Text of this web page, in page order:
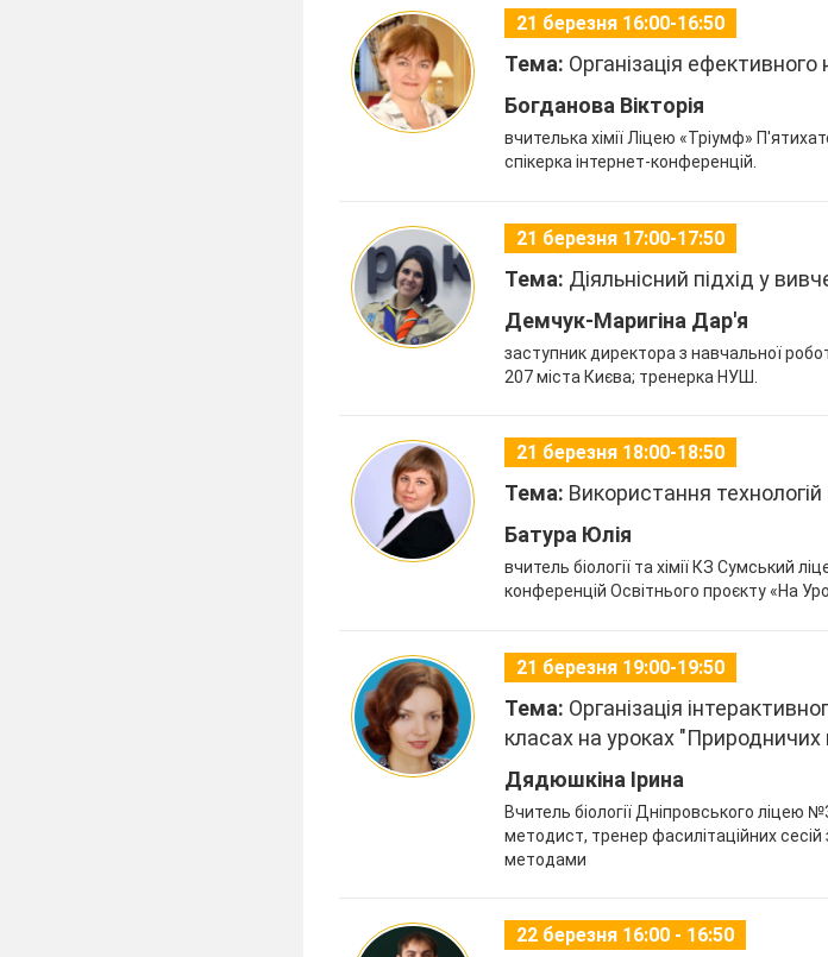
21 березня 16:00-16:50
Тема: Організація ефективного
Богданова Вікторія
вчителька хімії Ліцею «Тріумф»
спікерка інтернет-конференцій.
21 березня 17:00-17:50
Тема: Діяльнісний підхід у
Демчук-Маригіна Дар'я
заступник директора з навчальної
207 міста Києва; тренерка НУШ.
21 березня 18:00-18:50
Тема: Використання
Батура Юлія
вчитель біології та хімії КЗ Сумський
конференцій Освітнього проєкту «На
21 березня 19:00-19:50
Тема: Організація
класах на уроках "Природничих
Дядюшкіна Ірина
Вчитель біології Дніпровського ліцею
методист, тренер фасилітаційних
методами
22 березня 16:00 - 16:50